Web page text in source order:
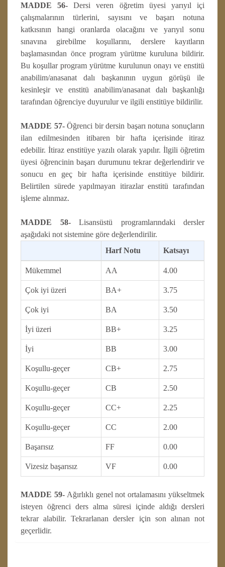
MADDE 56- Dersi veren öğretim üyesi yarıyıl içi
çalışmalarının türlerini, sayısını ve başarı notuna
katkısının hangi oranlarda olacağını ve yarıyıl sonu
sınavına girebilme koşullarını, derslere kayıtların
başlamasından önce program yürütme kuruluna bildirir.
Bu koşullar program yürütme kurulunun onayı ve enstitü
anabilim/anasanat dalı başkanının uygun görüşü ile
kesinleşir ve enstitü anabilim/anasanat dalı başkanlığı
tarafından öğrenciye duyurulur ve ilgili enstitüye bildirilir.
MADDE 57-Öğrenci bir dersin başarı notuna sonuçların
ilan edilmesinden itibaren bir hafta içerisinde itiraz
edebilir. İtiraz enstitüye yazılı olarak yapılır. İlgili öğretim
üyesi öğrencinin başarı durumunu tekrar değerlendirir ve
sonucu en geç bir hafta içerisinde enstitüye bildirir.
Belirtilen sürede yapılmayan itirazlar enstitü tarafından
işleme alınmaz.
MADDE 58-Lisansüstü programlarındaki dersler
aşağıdaki not sistemine göre değerlendirilir.
Harf Notu
Katsayı
Mükemmel AA 4.00
Çok iyi üzeri BA+ 3.75
Çok iyi BA 3.50
İyi üzeri BB+ 3.25
İyi BB 3.00
Koşullu-geçer CB+ 2.75
Koşullu-geçer CB 2.50
Koşullu-geçer CC+ 2.25
Koşullu-geçer CC 2.00
Başarısız FF 0.00
Vizesiz başarısız VF 0.00
MADDE 59-Ağırlıklı genel not ortalamasını yükseltmek
isteyen öğrenci ders alma süresi içinde aldığı dersleri
tekrar alabilir. Tekrarlanan dersler için son alınan not
geçerlidir.